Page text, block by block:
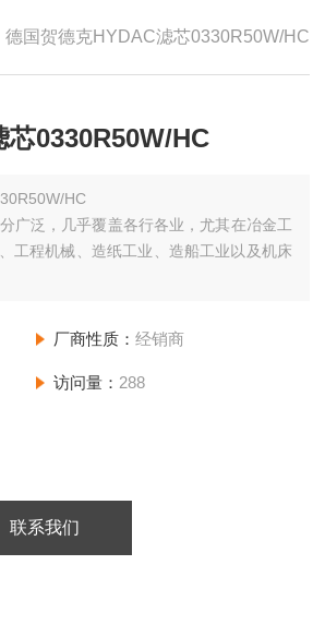
德国贺德克HYDAC滤芯0330R50W/HC
0330R50W/HC
HC
广泛，几乎覆盖各行各业，尤其在冶金工
工程机械、造纸工业、造船工业以及机床
厂商性质： 经销商
访问量： 288
联系我们